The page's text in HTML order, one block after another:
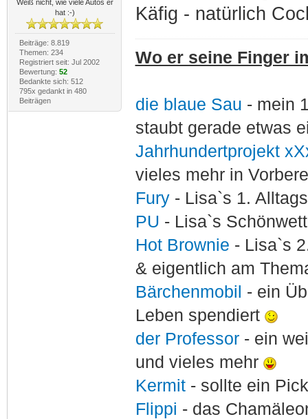
Weiß nicht, wie viele Autos er
hat :-)
Beiträge: 8.819
Themen: 234
Registriert seit: Jul 2002
Bewertung: 52
Bedankte sich: 512
795x gedankt in 480
Beiträgen
Käfig - natürlich
Wo er seine Finger
die blaue Sau - mein
staubt gerade etwas
Jahrhundertprojekt
vieles mehr in
Fury - Lisa`s 1.
PU - Lisa`s
Hot Brownie - Lisa`s
& eigentlich am
Bärchenmobil - ein
Leben spendiert
der Professor - ein
und vieles mehr
Kermit- sollte ein
Flippi - das